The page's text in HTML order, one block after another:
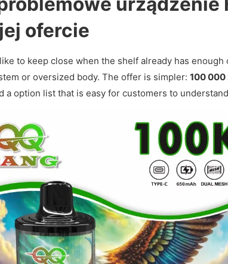
ofercie
to keep close when the shelf already has
or oversized body. The offer is simpler: 100
a option list that is easy for customers to